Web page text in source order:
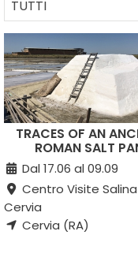
TUTTI
TRACES OF AN
ROMAN SALT
Dal 17.06 al 09.09
Centro Visite
Cervia
Cervia (RA)